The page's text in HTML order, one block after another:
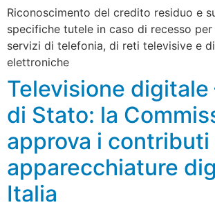
Riconoscimento del credito residuo e
specifiche tutele in caso di recesso
servizi di telefonia, di reti televisive e
elettroniche
Televisione digitale
di Stato: la
approva i contributi
apparecchiature
Italia